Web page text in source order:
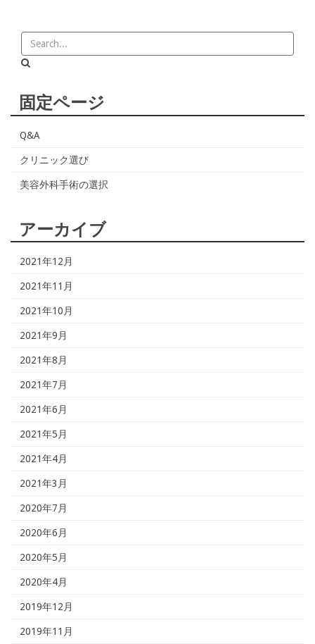
固定ページ
Q&A
クリニック選び
美容外科手術の選択
アーカイブ
2021年12月
2021年11月
2021年10月
2021年9月
2021年8月
2021年7月
2021年6月
2021年5月
2021年4月
2021年3月
2020年7月
2020年6月
2020年5月
2020年4月
2019年12月
2019年11月